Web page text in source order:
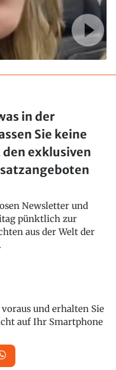
in der
Sie keine
exklusiven
Newsletter und
pünktlich zur
aus der Welt der
und erhalten Sie
auf Ihr Smartphone